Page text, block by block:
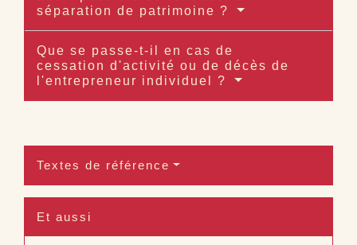
séparation de patrimoine ?
Que se passe-t-il en cas de
cessation d'activité ou de décès de
l'entrepreneur individuel ?
Textes de référence
Et aussi